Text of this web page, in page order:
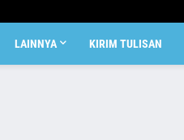
LAINNYA KIRIM TULISAN